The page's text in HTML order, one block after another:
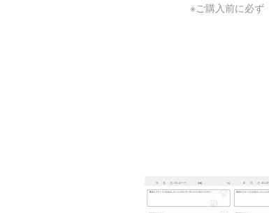
※ご購入前に必ず